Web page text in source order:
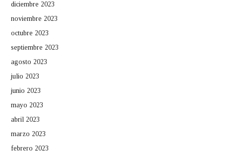
diciembre 2023
noviembre 2023
octubre 2023
septiembre 2023
agosto 2023
julio 2023
junio 2023
mayo 2023
abril 2023
marzo 2023
febrero 2023